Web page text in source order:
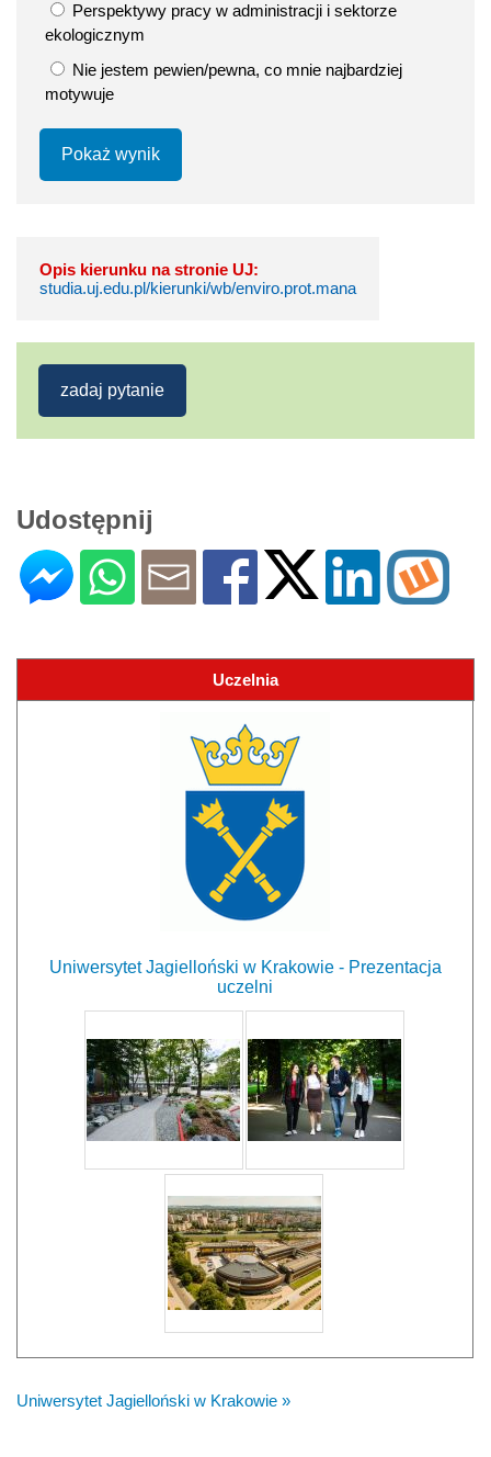
Perspektywy pracy w administracji i sektorze
ekologicznym
Nie jestem pewien/pewna, co mnie najbardziej
motywuje
Pokaż wynik
Opis kierunku na stronie UJ:
studia.uj.edu.pl/kierunki/wb/enviro.prot.mana
zadaj pytanie
Udostępnij
Uczelnia
Uniwersytet Jagielloński w Krakowie - Prezentacja
uczelni
Uniwersytet Jagielloński w Krakowie »